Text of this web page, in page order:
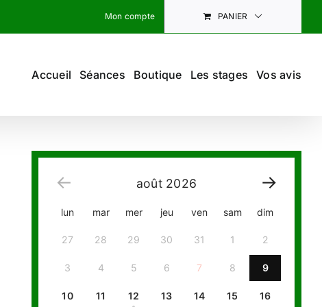
Mon compte PANIER
Accueil Séances Boutique Les stages Vos avis
août 2026
lun mar mer jeu ven sam dim
27 28 29 30 31 1 2
3 4 5 6 7 8 9
10 11 12 13 14 15 16